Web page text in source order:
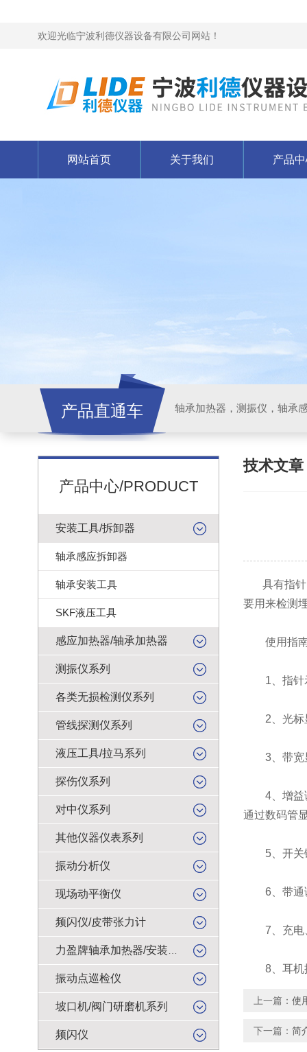
欢迎光临宁波利德仪器设备有限公司网站！
网站首页 关于我们 产品
产品直通车 轴承加热器，测振仪，轴承
产品中心/PRODUCT
安装工具/拆卸器
轴承感应拆卸器
轴承安装工具
SKF液压工具
感应加热器/轴承加热器
测振仪系列
各类无损检测仪系列
管线探测仪系列
液压工具/拉马系列
探伤仪系列
对中仪系列
其他仪器仪表系列
振动分析仪
现场动平衡仪
频闪仪/皮带张力计
振动点巡检仪
坡口机/阀门研磨机系列
频闪仪
技术文章
具有指
要用来检测
使用指
1、指针示
2、光标显
3、带宽显
4、增益调
通过数码管
5、开关键
6、带通调
7、充电、
8、耳机
上一篇： 使
下一篇： 简